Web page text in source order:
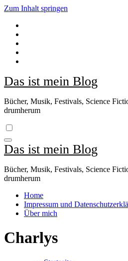
Zum Inhalt springen
Das ist mein Blog
Bücher, Musik, Festivals, Science
drumherum
Das ist mein Blog
Bücher, Musik, Festivals, Science
drumherum
Home
Impressum und
Über mich
Charlys